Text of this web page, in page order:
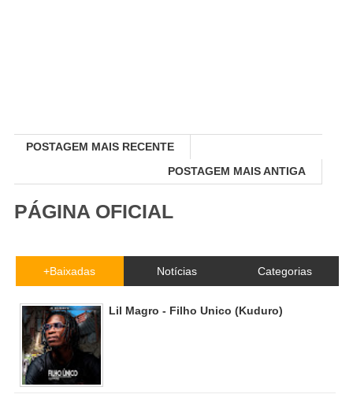
POSTAGEM MAIS RECENTE
POSTAGEM MAIS ANTIGA
PÁGINA OFICIAL
+Baixadas Notícias Categorias
Lil Magro - Filho Unico (Kuduro)